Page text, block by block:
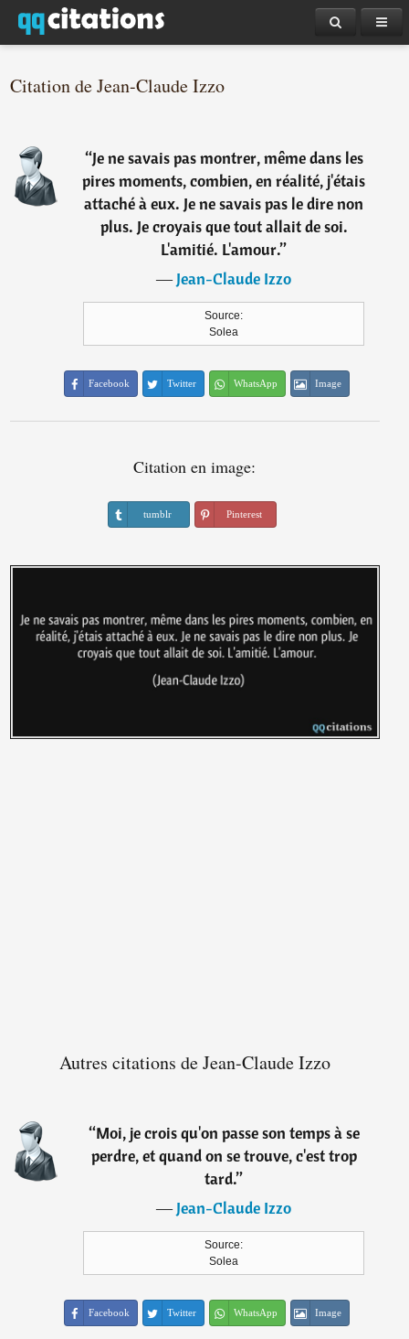
Citation de Jean-Claude Izzo
“Je ne savais pas montrer, même dans les
pires moments, combien, en réalité, j'étais
attaché à eux. Je ne savais pas le dire non
plus. Je croyais que tout allait de soi.
L'amitié. L'amour.”
―Jean-Claude Izzo
Source:
Solea
Facebook Twitter WhatsApp Image
Citation en image:
tumblr Pinterest
Autres citations de Jean-Claude Izzo
“Moi, je crois qu'on passe son temps à se
perdre, et quand on se trouve, c'est trop
tard.”
―Jean-Claude Izzo
Source:
Solea
Facebook Twitter WhatsApp Image